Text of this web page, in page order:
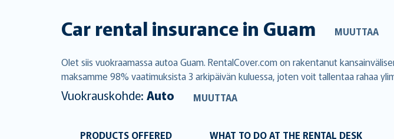
Car rental insurance in Guam MUUTTAA
Olet siis vuokraamassa autoa Guam. RentalCover.com on rakentanut
maksamme 98% vaatimuksista 3 arkipäivän kuluessa, joten voit tallentaa rahaa
Vuokrauskohde: Auto MUUTTAA
PRODUCTS OFFERED WHAT TO DO AT THE RENTAL DESK